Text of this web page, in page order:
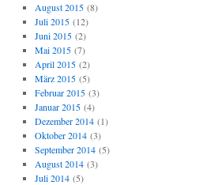
August 2015(8)
Juli 2015(12)
Juni 2015(2)
Mai 2015(7)
April 2015(2)
März 2015(5)
Februar 2015(3)
Januar 2015(4)
Dezember 2014(1)
Oktober 2014(3)
September 2014(5)
August 2014(3)
Juli 2014(5)